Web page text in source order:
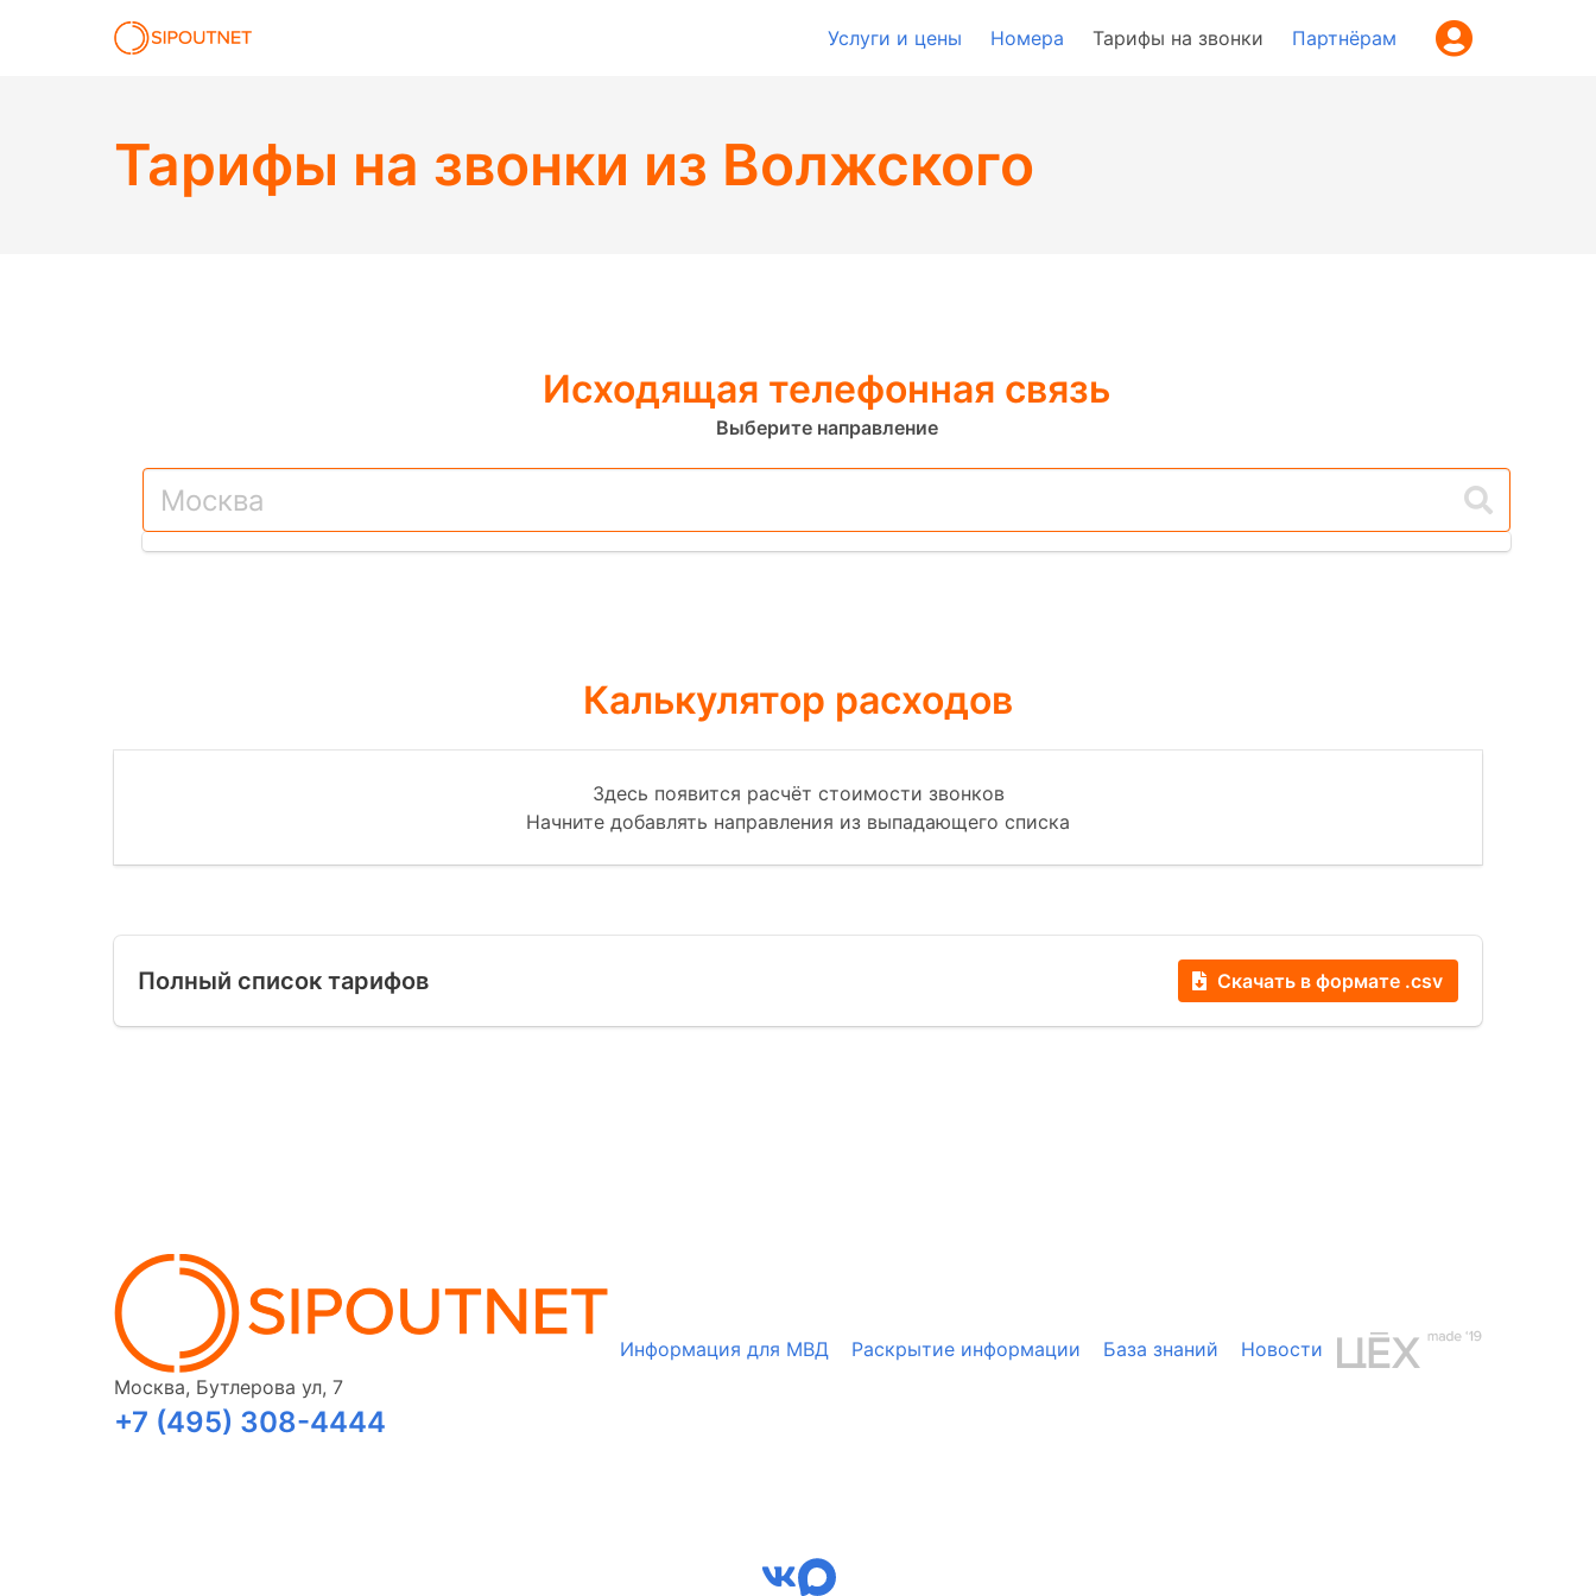
Услуги и цены Номера Тарифы на звонки Партнёрам
Тарифы на звонки из Волжского
Исходящая телефонная связь
Выберите направление
Калькулятор расходов
Здесь появится расчёт стоимости звонков
Начните добавлять направления из выпадающего списка
Полный список тарифов Скачать в формате .csv
Москва, Бутлерова ул, 7
+7 (495) 308-4444
Информация для МВД Раскрытие информации База знаний Новости